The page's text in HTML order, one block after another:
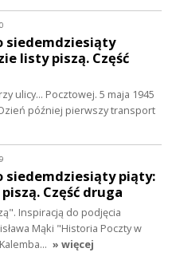
siedemdziesiąty
listy piszą. Część
ulicy... Pocztowej. 5 maja 1945
później pierwszy transport
siedemdziesiąty piąty:
Część druga
Inspiracją do podjęcia
Mąki "Historia Poczty w
» więcej